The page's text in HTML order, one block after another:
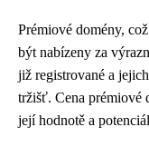
Prémiové domény,
být nabízeny za
již registrované a
tržišť. Cena prémiové
její hodnotě a